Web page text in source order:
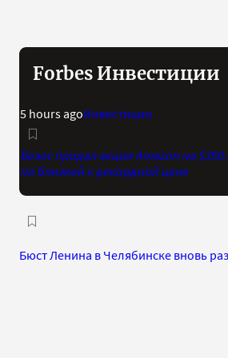
Forbes Инвестиции
5 hours agoИнвестиции
Безос продал акции Amazon на $350
по близкой к рекордной цене
Бюст Ленина в Челябинске вновь